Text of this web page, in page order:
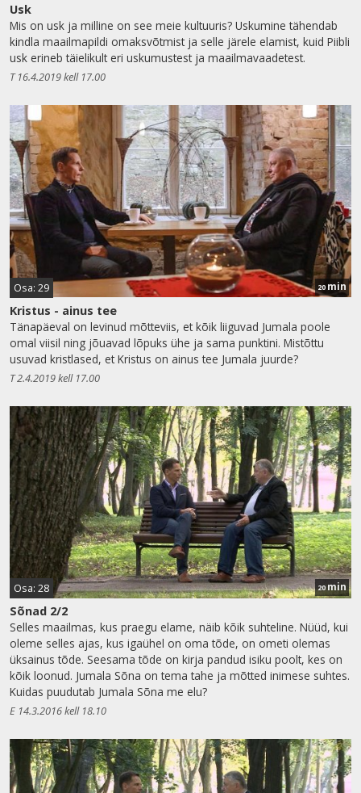
Usk
Mis on usk ja milline on see meie kultuuris? Uskumine tähendab
kindla maailmapildi omaksvõtmist ja selle järele elamist, kuid Piibli
usk erineb täielikult eri uskumustest ja maailmavaadetest.
T 16.4.2019 kell 17.00
Osa: 29 20 min
Kristus - ainus tee
Tänapäeval on levinud mõtteviis, et kõik liiguvad Jumala poole
omal viisil ning jõuavad lõpuks ühe ja sama punktini. Mistõttu
usuvad kristlased, et Kristus on ainus tee Jumala juurde?
T 2.4.2019 kell 17.00
Osa: 28 20min
Sõnad 2/2
Selles maailmas, kus praegu elame, näib kõik suhteline. Nüüd, kui
oleme selles ajas, kus igaühel on oma tõde, on ometi olemas
üksainus tõde. Seesama tõde on kirja pandud isiku poolt, kes on
kõik loonud. Jumala Sõna on tema tahe ja mõtted inimese suhtes.
Kuidas puudutab Jumala Sõna me elu?
E 14.3.2016 kell 18.10